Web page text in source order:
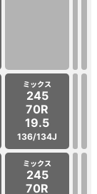
ミックス
245
70R
19.5
136/134J
ミックス
245
70R